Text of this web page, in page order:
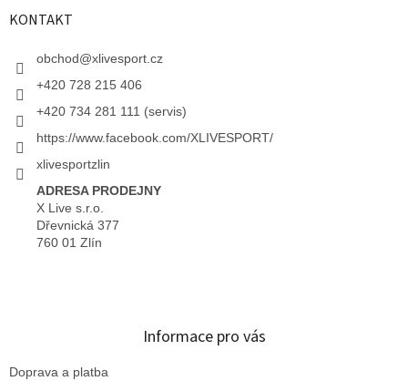
KONTAKT
obchod@xlivesport.cz
+420 728 215 406
+420 734 281 111 (servis)
https://www.facebook.com/XLIVESPORT/
xlivesportzlin
ADRESA PRODEJNY
X Live s.r.o.
Dřevnická 377
760 01 Zlín
Informace pro vás
Doprava a platba